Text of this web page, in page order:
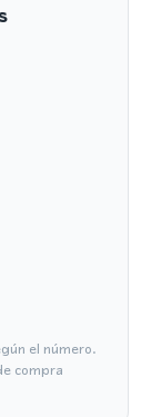
el número.
compra